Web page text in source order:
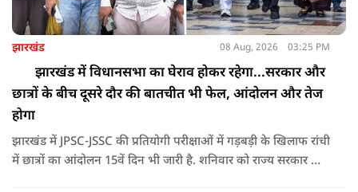
झारखंड 08 Aug, 2026 03:25 PM
झारखंड में विधानसभा का घेराव होकर रहेगा...सरकार और
छात्रों के बीच दूसरे दौर की बातचीत भी फेल, आंदोलन और तेज
होगा
झारखंड में JPSC-JSSC की प्रतियोगी परीक्षाओं में गड़बड़ी के खिलाफ रांची
में छात्रों का आंदोलन 15वें दिन भी जारी है. शनिवार को राज्य सरकार और